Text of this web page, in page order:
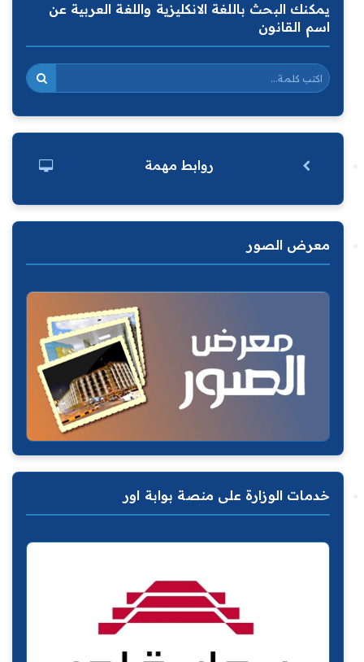
يمكنك البحث باللغة الانكليزية واللغة العربية عن
اسم القانون
روابط مهمة
معرض الصور
خدمات الوزارة على منصة بوابة اور